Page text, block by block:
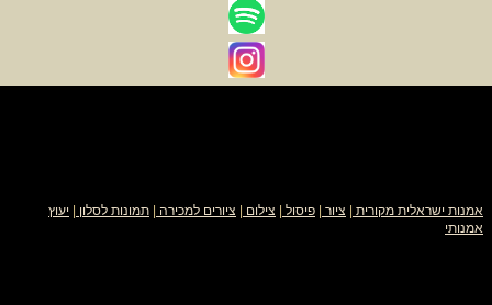
אמנות ישראלית מקורית ציור פיסול צילום ציורים למכירה תמונות לסלון
יעוץ
אמנותי